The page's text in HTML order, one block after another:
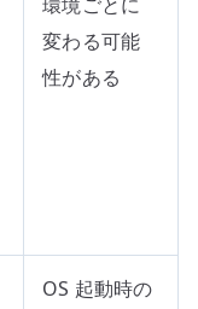
変わる可能
性がある
OS 起動時の